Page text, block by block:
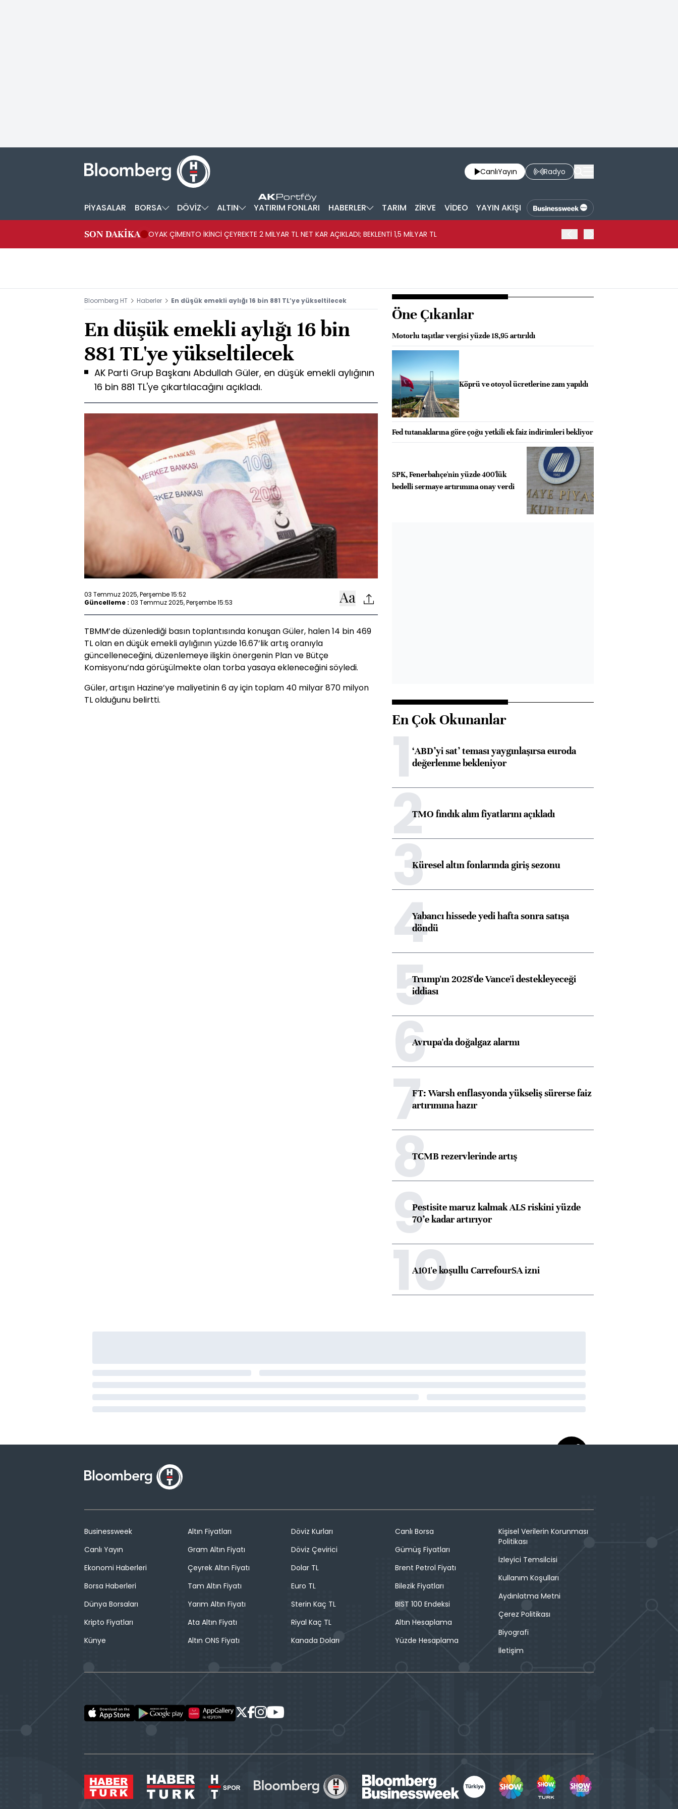
CanlıYayın Radyo
PİYASALAR BORSA DÖVİZ ALTIN YATIRIM FONLARI HABERLER TARIM ZİRVE VİDEO YAYIN AKIŞI
SON DAKİKA OYAK ÇİMENTO İKİNCİ ÇEYREKTE 2 MİLYAR TL NET KAR AÇIKLADI; BEKLENTİ 1,5 MİLYAR TL
Bloomberg HT Haberler En düşük emekli aylığı 16 bin 881 TL’ye yükseltilecek
En düşük emekli aylığı 16 bin
881 TL'ye yükseltilecek
AK Parti Grup Başkanı Abdullah Güler, en düşük emekli aylığının
16 bin 881 TL'ye çıkartılacağını açıkladı.
03 Temmuz 2025, Perşembe 15:52
Güncelleme : 03 Temmuz 2025, Perşembe 15:53
TBMM’de düzenlediği basın toplantısında konuşan Güler, halen 14 bin 469
TL olan en düşük emekli aylığının yüzde 16.67’lik artış oranıyla
güncelleneceğini, düzenlemeye ilişkin önergenin Plan ve Bütçe
Komisyonu’nda görüşülmekte olan torba yasaya ekleneceğini söyledi.
Güler, artışın Hazine’ye maliyetinin 6 ay için toplam 40 milyar 870 milyon
TL olduğunu belirtti.
Öne Çıkanlar
Motorlu taşıtlar vergisi yüzde 18,95 artırıldı
Köprü ve otoyol ücretlerine zam yapıldı
Fed tutanaklarına göre çoğu yetkili ek faiz indirimleri bekliyor
SPK, Fenerbahçe'nin yüzde 400'lük
bedelli sermaye artırımına onay verdi
En Çok Okunanlar
1‘ABD’yi sat’ teması yaygınlaşırsa euroda
değerlenme bekleniyor
2TMO fındık alım fiyatlarını açıkladı
3Küresel altın fonlarında giriş sezonu
4Yabancı hissede yedi hafta sonra satışa
döndü
5Trump'ın 2028'de Vance'i destekleyeceği
iddiası
6Avrupa'da doğalgaz alarmı
7FT: Warsh enflasyonda yükseliş sürerse faiz
artırımına hazır
8TCMB rezervlerinde artış
9Pestisite maruz kalmak ALS riskini yüzde
70’e kadar artırıyor
10
A101'e koşullu CarrefourSA izni
Businessweek
Canlı Yayın
Ekonomi Haberleri
Borsa Haberleri
Dünya Borsaları
Kripto Fiyatları
Künye
Altın Fiyatları
Gram Altın Fiyatı
Çeyrek Altın Fiyatı
Tam Altın Fiyatı
Yarım Altın Fiyatı
Ata Altın Fiyatı
Altın ONS Fiyatı
Döviz Kurları
Döviz Çevirici
Dolar TL
Euro TL
Sterin Kaç TL
Riyal Kaç TL
Kanada Doları
Canlı Borsa
Gümüş Fiyatları
Brent Petrol Fiyatı
Bilezik Fiyatları
BIST 100 Endeksi
Altın Hesaplama
Yüzde Hesaplama
Kişisel Verilerin Korunması
Politikası
İzleyici Temsilcisi
Kullanım Koşulları
Aydınlatma Metni
Çerez Politikası
Biyografi
İletişim